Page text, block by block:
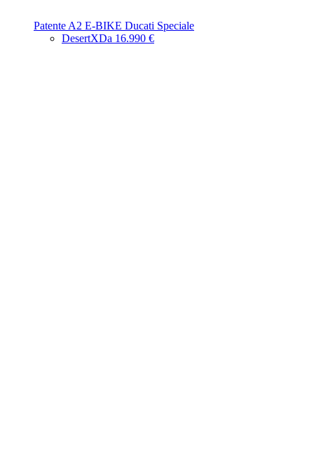
Patente A2 E-BIKE Ducati Speciale
DesertXDa 16.990 €